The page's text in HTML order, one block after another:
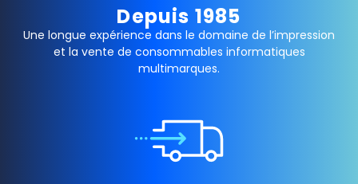
Depuis 1985
Une longue expérience dans le domaine de l’impression
et la vente de consommables informatiques
multimarques.